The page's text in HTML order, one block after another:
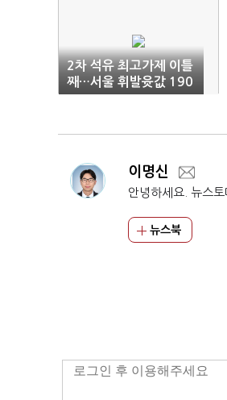
2차 석유 최고가제 이틀
째…서울 휘발윳값 190
0원 눈앞
이명신
안녕하세요. 뉴스
뉴스북